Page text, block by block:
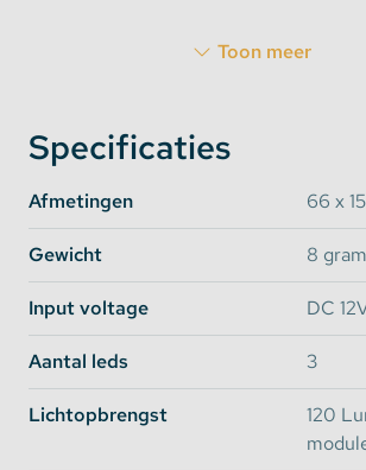
Let op: deze modules kunnen vanaf 5
50 stuks zal aan 1 string geleverd
LED Module kenmerken
Elke led module heeft 3 Samsung leds
graden lens. Hierdoor is de schijnhoek
dit vergroot het schijnsel voor
Afhankelijke van de lichtkleur heeft de
tot 120 lumen per unit. Dit kan
lichtopbrengst van maar liefst3500
string van 50 led modules
achter
aangesloten. Let hier dus op, u kan
modules in serie aansluiten.
Bekijk alle technische specificaties van
Toon meer
Specificaties
Afmetingen 66 x
Gewicht 8
Input voltage DC
Aantal leds 3
Lichtopbrengst
120